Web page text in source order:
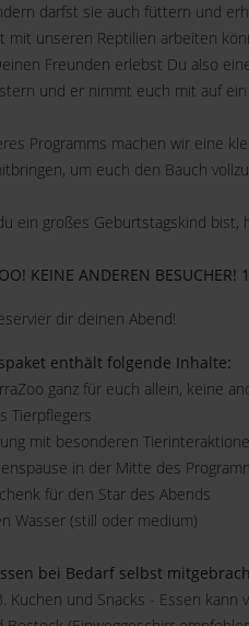
darfst sie auch füttern und
mit unseren Reptilien arbeiten
Freunden erlebst Du also
und er nimmt euch mit auf
Programms machen wir eine
um euch den Bauch
ein großes Geburtstagskind
KEINE ANDEREN BESUCHER!
dir deinen Abend!
enthält folgende Inhalte:
ganz für euch allein, keine
Tierpflegers
mit besonderen
in der Mitte des
für den Star des Abends
Wasser (still oder medium)
bei Bedarf selbst
Kuchen und Snacks - Essen